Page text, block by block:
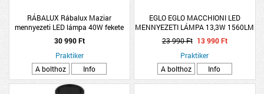
RÁBALUX Rábalux Maziar
mennyezeti LED lámpa 40W fekete
30 990 Ft
Praktiker
A bolthoz
Info
EGLO EGLO MACCHIONI LED
MENNYEZETI LÁMPA 13,3W 1560LM
4000K IP20 40X12CM
FEKETE/KRISTÁLY
23 990 Ft 13 990 Ft
Praktiker
A bolthoz
Info